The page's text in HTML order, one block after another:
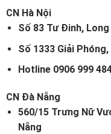
CN Hà Nội
Số 83 Tư Đinh, Long
Số 1333 Giải
Hotline 0906 999
CN Đà Nẵng
560/15 Trưng Nữ
Nẵng